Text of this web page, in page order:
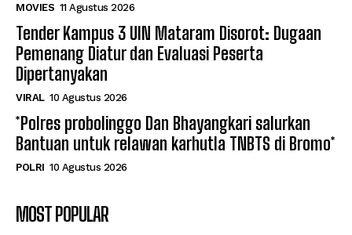
MOVIES 11 Agustus 2026
Tender Kampus 3 UIN Mataram Disorot: Dugaan
Pemenang Diatur dan Evaluasi Peserta
Dipertanyakan
VIRAL 10 Agustus 2026
*Polres probolinggo Dan Bhayangkari salurkan
Bantuan untuk relawan karhutla TNBTS di Bromo*
POLRI 10 Agustus 2026
MOST POPULAR